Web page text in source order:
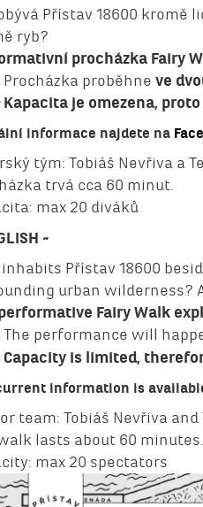
Přístav 18600 kromě
ryb?
procházka Fairy
Procházka proběhne ve
Kapacita je omezena,
informace najdete na
tým: Tobiáš Nevřiva a
trvá cca 60 minut.
max 20 diváků
~
inhabits Přístav 18600
urban wilderness?
Fairy Walk
The performance will
Capacity is limited,
information is
team: Tobiáš Nevřiva and
lasts about 60 minutes.
max 20 spectators